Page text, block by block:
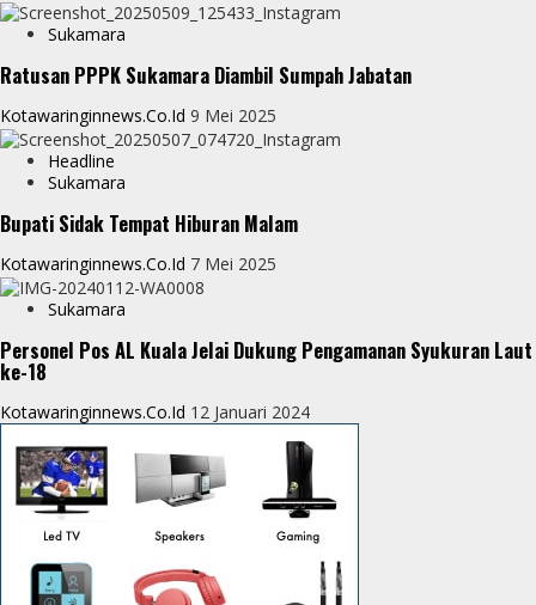
p
n
e
r
r
e
Sukamara
Ratusan PPPK Sukamara Diambil Sumpah Jabatan
Kotawaringinnews.co.id 9 Mei 2025
Headline
Sukamara
Bupati Sidak Tempat Hiburan Malam
Kotawaringinnews.co.id 7 Mei 2025
Sukamara
Personel Pos AL Kuala Jelai Dukung Pengamanan Syukuran Laut
ke-18
Kotawaringinnews.co.id 12 Januari 2024